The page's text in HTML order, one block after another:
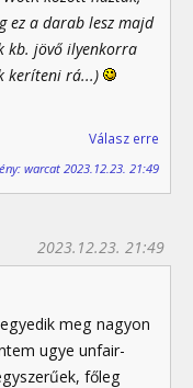
ez a darab lesz majd
kb. jövő ilyenkorra
keríteni rá...)
Válasz erre
warcat 2023.12.23. 21:49
2023.12.23. 21:49
meg nagyon
ugye unfair-
főleg